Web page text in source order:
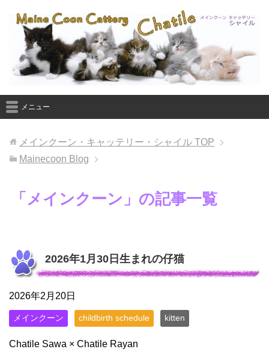
メニュー
メインクーン・キャッテリー・シャイル TOP
Mainecoon Blog
「メインクーン」の記事一覧
2026年1月30日生まれの仔猫
2026年2月20日
メインクーン childbirth schedule kitten
Chatile Sawa × Chatile Rayan